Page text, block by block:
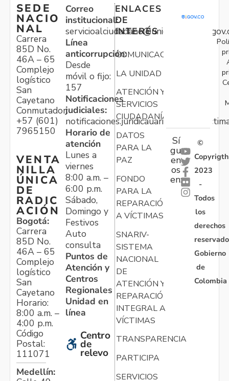
SEDE
NACIO
NAL
Carrera
85D No.
46A – 65
Complejo
logístico
San
Cayetano
Conmutador:
+57 (601)
7965150
VENTA
NILLA
ÚNICA
DE
RADIC
ACIÓN
Bogotá:
Carrera
85D No.
46A – 65
Complejo
logístico
San
Cayetano
Horario:
8:00 a.m. –
4:00 p.m.
Código
Postal:
111071
Medellín:
Correo
institucional:
Línea
anticorrupción:
Desde
móvil o fijo:
157
Notificaciones
judiciales:
Horario de
atención
Lunes a
viernes
8:00 a.m. –
6:00 p.m.
Sábado,
Domingo y
Festivos
Auto
consulta
Puntos de
Atención y
Centros
Regionales
Unidad en
línea
Centro
de
relevo
ENLACES
DE
INTERÉS
COMUNICACIONES
LA UNIDAD
ATENCIÓN Y
SERVICIOS
CIUDADANÍA
DATOS
PARA LA
PAZ
FONDO
PARA LA
REPARACIÓN
A VÍCTIMAS
SNARIV-
SISTEMA
NACIONAL
DE
ATENCIÓN Y
REPARACIÓN
INTEGRAL A
VÍCTIMAS
TRANSPARENCIA
PARTICIPA
SERVICIOS
Sí
gu
en
os
en:
©
Copyrigth
2023
-
Todos
los
derechos
Gobierno
de
Colombia